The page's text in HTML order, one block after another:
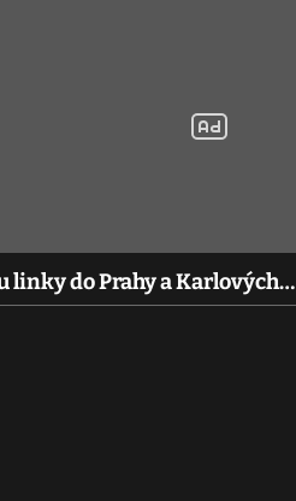
do Prahy a Karlových…